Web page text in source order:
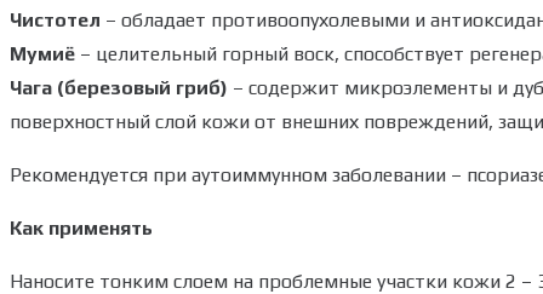
Чистотел – обладает противоопухолевыми и
Мумиё – целительный горный воск, способствует
Чага (березовый гриб) – содержит микроэлементы и
поверхностный слой кожи от внешних повреждений,
Рекомендуется при аутоиммунном заболевании –
Как применять
Наносите тонким слоем на проблемные участки кожи 2 –